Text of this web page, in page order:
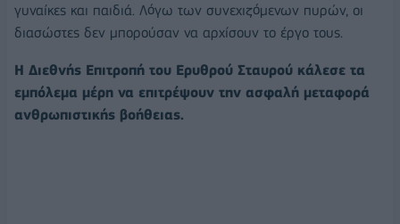
γυναίκες και παιδιά. Λόγω των συνεχιζόμενων πυρών, οι
διασώστες δεν μπορούσαν να αρχίσουν το έργο τους.
Η Διεθνής Επιτροπή του Ερυθρού Σταυρού κάλεσε τα
εμπόλεμα μέρη να επιτρέψουν την ασφαλή μεταφορά
ανθρωπιστικής βοήθειας.